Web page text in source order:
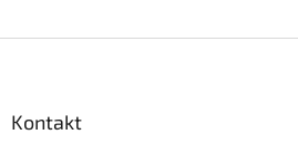
Kontakt